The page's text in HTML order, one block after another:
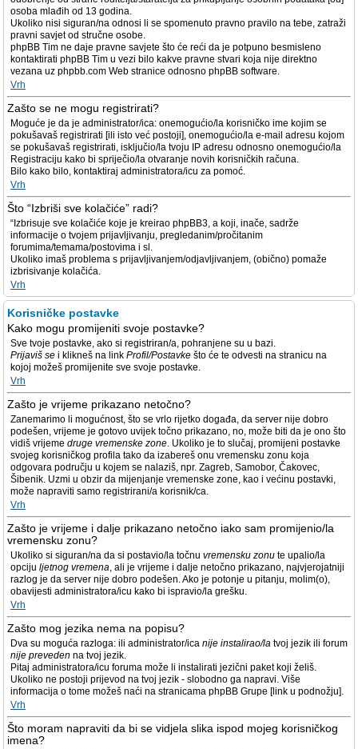
osoba mlađih od 13 godina.
Ukoliko nisi siguran/na odnosi li se spomenuto pravno pravilo na tebe, zatraži
pravni savjet od stručne osobe.
phpBB Tim ne daje pravne savjete što će reći da je potpuno besmisleno
kontaktirati phpBB Tim u vezi bilo kakve pravne stvari koja nije direktno
vezana uz phpbb.com Web stranice odnosno phpBB software.
Vrh
Zašto se ne mogu registrirati?
Moguće je da je administrator/ica: onemogućio/la korisničko ime kojim se
pokušavaš registrirati [ili isto već postoji], onemogućio/la e-mail adresu kojom
se pokušavaš registrirati, isključio/la tvoju IP adresu odnosno onemogućio/la
Registraciju kako bi spriječio/la otvaranje novih korisničkih računa.
Bilo kako bilo, kontaktiraj administratora/icu za pomoć.
Vrh
Što “Izbriši sve kolačiće” radi?
“Izbrisuje sve kolačiće koje je kreirao phpBB3, a koji, inače, sadrže
informacije o tvojem prijavljivanju, pregledanim/pročitanim
forumima/temama/postovima i sl.
Ukoliko imaš problema s prijavljivanjem/odjavljivanjem, (obično) pomaže
izbrisivanje kolačića.
Vrh
Korisničke postavke
Kako mogu promijeniti svoje postavke?
Sve tvoje postavke, ako si registriran/a, pohranjene su u bazi.
Prijaviš se i klikneš na link Profil/Postavke što će te odvesti na stranicu na
kojoj možeš promijenite sve svoje postavke.
Vrh
Zašto je vrijeme prikazano netočno?
Zanemarimo li mogućnost, što se vrlo rijetko događa, da server nije dobro
podešen, vrijeme je gotovo uvijek točno prikazano, no, može biti da je ono što
vidiš vrijeme druge vremenske zone. Ukoliko je to slučaj, promijeni postavke
svojeg korisničkog profila tako da izabereš onu vremensku zonu koja
odgovara području u kojem se nalaziš, npr. Zagreb, Samobor, Čakovec,
Šibenik. Uzmi u obzir da mijenjanje vremenske zone, kao i većinu postavki,
može napraviti samo registrirani/a korisnik/ca.
Vrh
Zašto je vrijeme i dalje prikazano netočno iako sam promijenio/la
vremensku zonu?
Ukoliko si siguran/na da si postavio/la točnu vremensku zonu te upalio/la
opciju ljetnog vremena, ali je vrijeme i dalje netočno prikazano, najvjerojatniji
razlog je da server nije dobro podešen. Ako je potonje u pitanju, molim(o),
obavijesti administratora/icu kako bi ispravio/la grešku.
Vrh
Zašto mog jezika nema na popisu?
Dva su moguća razloga: ili administrator/ica nije instalirao/la tvoj jezik ili forum
nije preveden na tvoj jezik.
Pitaj administratora/icu foruma može li instalirati jezični paket koji želiš.
Ukoliko ne postoji prijevod na tvoj jezik - slobodno ga napravi. Više
informacija o tome možeš naći na stranicama phpBB Grupe [link u podnožju].
Vrh
Što moram napraviti da bi se vidjela slika ispod mojeg korisničkog
imena?